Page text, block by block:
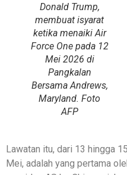
Donald Trump,
membuat isyarat
ketika menaiki Air
Force One pada 12
Mei 2026 di
Pangkalan
Bersama Andrews,
Maryland. Foto
AFP
Lawatan itu, dari 13 hingga 15
Mei, adalah yang pertama